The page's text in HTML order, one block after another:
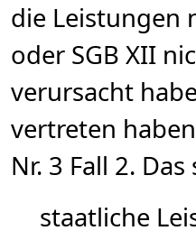
die Leistungen
oder SGB XII
verursacht
vertreten
Nr. 3 Fall 2.
staatliche